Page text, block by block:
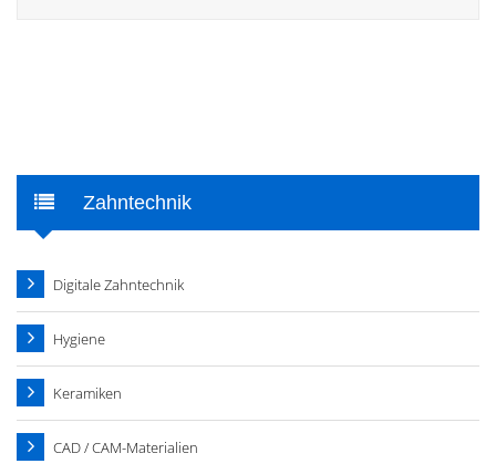
Zahntechnik
Digitale Zahntechnik
Hygiene
Keramiken
CAD / CAM-Materialien